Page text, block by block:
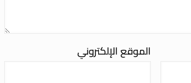
الموقع الإلكتروني